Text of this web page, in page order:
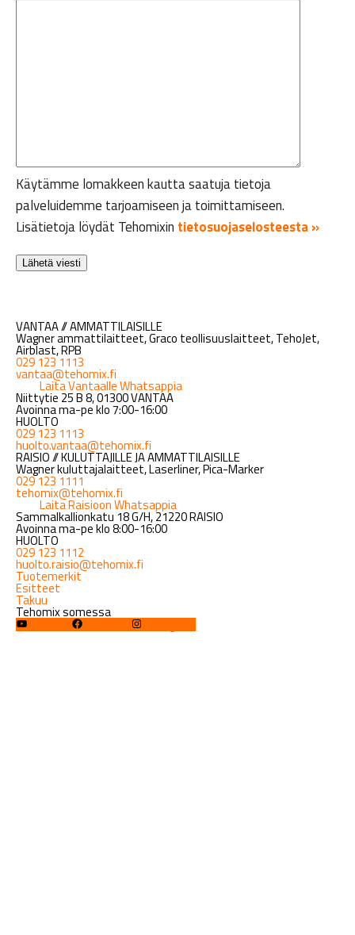
Käytämme lomakkeen kautta saatuja tietoja
palveluidemme tarjoamiseen ja toimittamiseen.
Lisätietoja löydät Tehomixin tietosuojaselosteesta »
VANTAA // AMMATTILAISILLE
Wagner ammattilaitteet, Graco teollisuuslaitteet, TehoJet,
Airblast, RPB
029 123 1113
vantaa@tehomix.fi
Laita Vantaalle Whatsappia
Niittytie 25 B 8, 01300 VANTAA
Avoinna ma-pe klo 7:00-16:00
HUOLTO
029 123 1113
huolto.vantaa@tehomix.fi
RAISIO // KULUTTAJILLE JA AMMATTILAISILLE
Wagner kuluttajalaitteet, Laserliner, Pica-Marker
029 123 1111
tehomix@tehomix.fi
Laita Raisioon Whatsappia
Sammalkallionkatu 18 G/H, 21220 RAISIO
Avoinna ma-pe klo 8:00-16:00
HUOLTO
029 123 1112
huolto.raisio@tehomix.fi
Tuotemerkit
Esitteet
Takuu
Tehomix somessa